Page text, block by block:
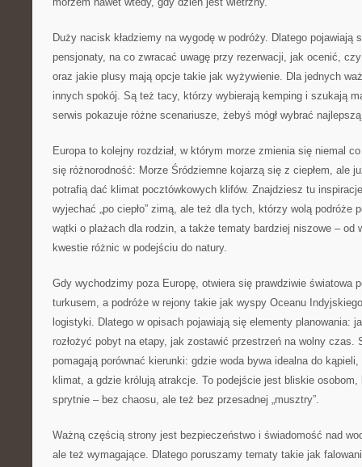
Duży nacisk kładziemy na wygodę w podróży. Dlatego
pensjonaty, na co zwracać uwagę przy rezerwacji, jak ocenić,
oraz jakie plusy mają opcje takie jak wyżywienie. Dla jednych
innych spokój. Są też tacy, którzy wybierają kemping i szukają
serwis pokazuje różne scenariusze, żebyś mógł wybrać
Europa to kolejny rozdział, w którym morze zmienia się niemal
się różnorodność: Morze Śródziemne kojarzą się z ciepłem, ale
potrafią dać klimat pocztówkowych klifów. Znajdziesz tu
wyjechać „po ciepło” zimą, ale też dla tych, którzy wolą podróże
wątki o plażach dla rodzin, a także tematy bardziej niszowe – od
kwestie różnic w podejściu do natury.
Gdy wychodzimy poza Europę, otwiera się prawdziwie światowa
turkusem, a podróże w rejony takie jak wyspy Oceanu
logistyki. Dlatego w opisach pojawiają się elementy planowania:
rozłożyć pobyt na etapy, jak zostawić przestrzeń na wolny czas.
pomagają porównać kierunki: gdzie woda bywa idealna do kąpieli,
klimat, a gdzie królują atrakcje. To podejście jest bliskie osobom,
sprytnie – bez chaosu, ale też bez przesadnej „musztry”.
Ważną częścią strony jest bezpieczeństwo i świadomość nad
ale też wymagające. Dlatego poruszamy tematy takie jak